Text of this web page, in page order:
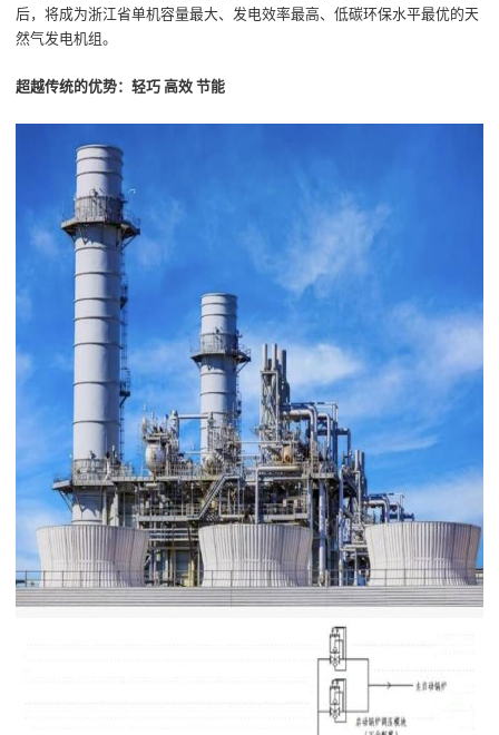
后，将成为浙江省单机容量最大、发电效率最高、低碳环保水平最优的天
然气发电机组。
超越传统的优势：轻巧 高效 节能